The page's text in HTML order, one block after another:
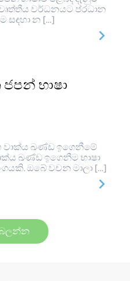
වර්ධනයට ප්රධාන
සඳහා න […]
භාෂා
ඛණ්ඩ ඉගෙනීමේ
ඛණ්ඩ ඉගෙනීම භාෂා
ඔබේ වචන මාලා […]